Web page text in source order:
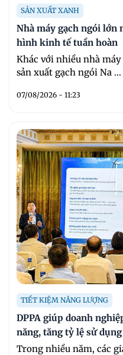
SẢN XUẤT XANH
Nhà máy gạch ngói lớn
hình kinh tế tuần hoàn
Khác với nhiều nhà
sản xuất gạch ngói Na ...
07/08/2026 - 11:23
TIẾT KIỆM NĂNG LƯỢNG
DPPA giúp doanh
năng, tăng tỷ lệ sử
Trong nhiều năm, các